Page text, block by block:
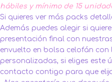
hábiles y mínimo de 15
Si quieres ver más packs
Además puedes alegir si
presentación final con
envuelto en bolsa celofán con
personalizadas, si eliges este
contacto contigo para que